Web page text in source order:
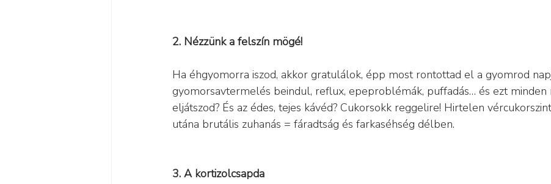
2. Nézzünk a felszín mögé!
Ha éhgyomorra iszod, akkor gratulálok, épp most rontottad el a gyomrod
gyomorsavtermelés beindul, reflux, epeproblémák, puffadás… és ezt
eljátszod? És az édes, tejes kávéd? Cukorsokk reggelire! Hirtelen
utána brutális zuhanás = fáradtság és farkaséhség délben.
3. A kortizolcsapda